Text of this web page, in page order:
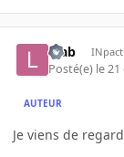
lifab
Posté(e) le
AUTEUR
Je viens de